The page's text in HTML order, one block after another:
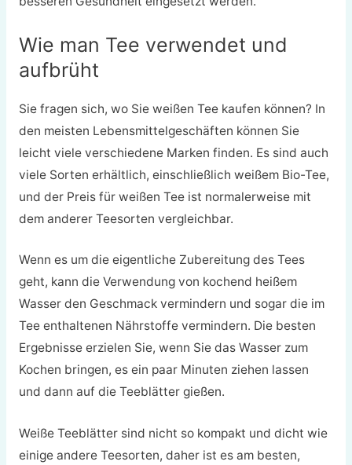
Wie man Tee verwendet und
aufbrüht
Sie fragen sich, wo Sie weißen Tee kaufen können? In
den meisten Lebensmittelgeschäften können Sie
leicht viele verschiedene Marken finden. Es sind auch
viele Sorten erhältlich, einschließlich weißem Bio-Tee,
und der Preis für weißen Tee ist normalerweise mit
dem anderer Teesorten vergleichbar.
Wenn es um die eigentliche Zubereitung des Tees
geht, kann die Verwendung von kochend heißem
Wasser den Geschmack vermindern und sogar die im
Tee enthaltenen Nährstoffe vermindern. Die besten
Ergebnisse erzielen Sie, wenn Sie das Wasser zum
Kochen bringen, es ein paar Minuten ziehen lassen
und dann auf die Teeblätter gießen.
Weiße Teeblätter sind nicht so kompakt und dicht wie
einige andere Teesorten, daher ist es am besten,